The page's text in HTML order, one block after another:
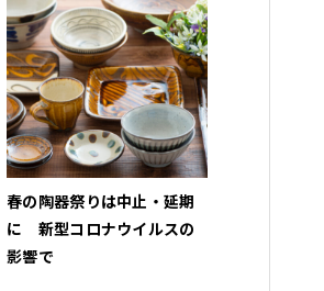
春の陶器祭りは中止・延期
に 新型コロナウイルスの
影響で